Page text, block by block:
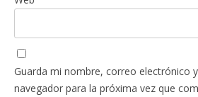
Guarda mi nombre, correo electrónico
navegador para la próxima vez que